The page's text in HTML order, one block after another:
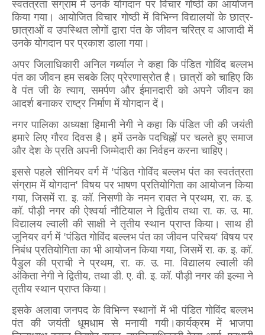
स्वतंत्रता संग्राम में उनके योगदान पर विचार गोष्ठी का आयोजन
किया गया। आयोजित विचार गोष्ठी में विभिन्न विद्यालयों के छात्र-
छात्राओं व उपस्थित लोगों द्वारा पंत के जीवन चरित्र व आजादी में
उनके योगदान पर प्रकाश डाला गया।
अपर जिलाधिकारी अनिल गर्ब्याल ने कहा कि पंडित गोविंद बल्लभ
पंत का जीवन हम सबके लिए प्रेरणास्रोत है। छात्रों को चाहिए कि
वे पंत जी के त्याग, समर्पण और ईमानदारी को अपने जीवन का
आदर्श बनाकर राष्ट्र निर्माण में योगदान दें।
नगर पालिका अध्यक्षा हिमानी नेगी ने कहा कि पंडित जी की जयंती
हमारे लिए गौरव दिवस है। हमें उनके पदचिह्नों पर चलते हुए समाज
और देश के प्रति अपनी जिम्मेदारी का निर्वहन करना चाहिए।
इससे पहले सीनियर वर्ग में 'पंडित गोविंद बल्लभ पंत का स्वतंत्रता
संग्राम में योगदान' विषय पर भाषण प्रतियोगिता का आयोजन किया
गया, जिसमें रा. इ. कॉ. निसणी के नमन रावत ने प्रथम, रा. क. इ.
कॉ. पौड़ी नगर की ऐश्वर्या नौटियाल ने द्वितीय तथा रा. क. उ. मा.
विद्यालय ल्वाली की साक्षी ने तृतीय स्थान प्राप्त किया। साथ ही
जूनियर वर्ग में 'पंडित गोविंद बल्लभ पंत का जीवन परिचय' विषय पर
निबंध प्रतियोगिता का भी आयोजन किया गया, जिसमें रा. क. इ. कॉ.
पैडुल की प्राची ने प्रथम, रा. क. उ. मा. विद्यालय ल्वाली की
अंकिता नेगी ने द्वितीय, तथा डी. ए. वी. इ. कॉ. पौड़ी नगर की इल्मा ने
तृतीय स्थान प्राप्त किया।
इसके अलावा जनपद के विभिन्न स्थानों में भी पंडित गोविंद बल्लभ
पंत की जयंती धूमधाम से मनायी गयी।कार्यक्रम में भाजपा